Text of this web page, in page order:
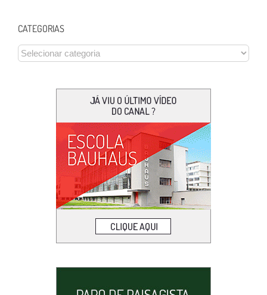
CATEGORIAS
CATEGORIAS